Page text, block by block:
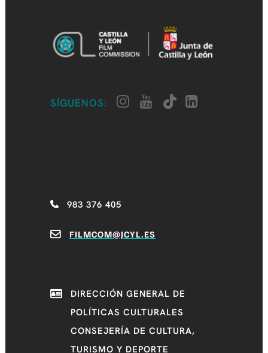
SÍGUENOS:
983 376 405
FILMCOM@JCYL.ES
DIRECCIÓN GENERAL DE
POLÍTICAS CULTURALES
CONSEJERÍA DE CULTURA,
TURISMO Y DEPORTE